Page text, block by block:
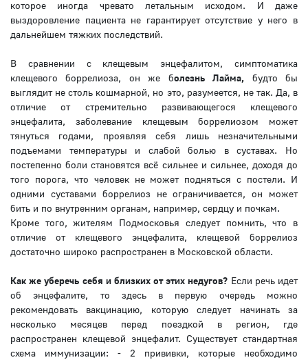
которое иногда чревато летальным исходом. И даже
выздоровление пациента не гарантирует отсутствие у него в
дальнейшем тяжких последствий.
В сравнении с клещевым энцефалитом, симптоматика
клещевого боррелиоза, он же болезнь Лайма, будто бы
выглядит не столь кошмарной, но это, разумеется, не так. Да, в
отличие от стремительно развивающегося клещевого
энцефалита, заболевание клещевым боррелиозом может
тянуться годами, проявляя себя лишь незначительными
подъемами температуры и слабой болью в суставах. Но
постепенно боли становятся всё сильнее и сильнее, доходя до
того порога, что человек не может подняться с постели. И
одними суставами боррелиоз не ограничивается, он может
бить и по внутренним органам, например, сердцу и почкам.
Кроме того, жителям Подмосковья следует помнить, что в
отличие от клещевого энцефалита, клещевой боррелиоз
достаточно широко распространен в Московской области.
Как же уберечь себя и близких от этих недугов? Если речь идет
об энцефалите, то здесь в первую очередь можно
рекомендовать вакцинацию, которую следует начинать за
несколько месяцев перед поездкой в регион, где
распространен клещевой энцефалит. Существует стандартная
схема иммунизации: - 2 прививки, которые необходимо